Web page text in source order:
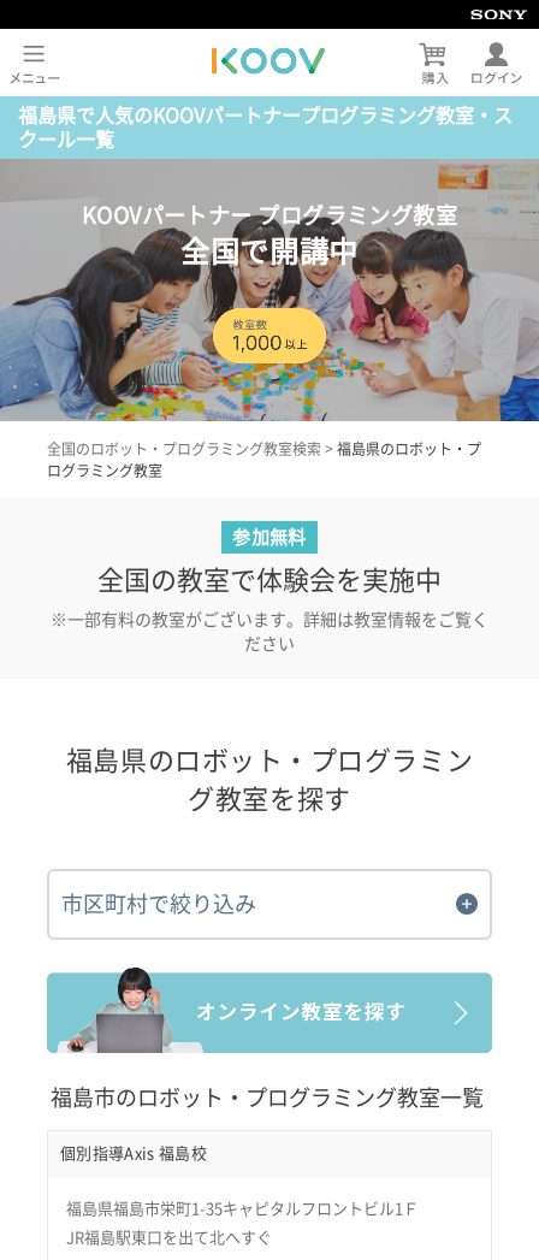
福島県で人気のKOOVパートナープログラミング教室・ス
クール一覧
KOOVパートナー プログラミング教室
全国で開講中
全国のロボット・プログラミング教室検索 > 福島県のロボット・プ
ログラミング教室
参加無料
全国の教室で体験会を実施中
※一部有料の教室がございます。詳細は教室情報をご覧く
ださい
福島県のロボット・プログラミン
グ教室を探す
市区町村で絞り込み
福島市のロボット・プログラミング教室一覧
個別指導Axis 福島校
福島県福島市栄町1-35キャピタルフロントビル1Ｆ
JR福島駅東口を出て北へすぐ